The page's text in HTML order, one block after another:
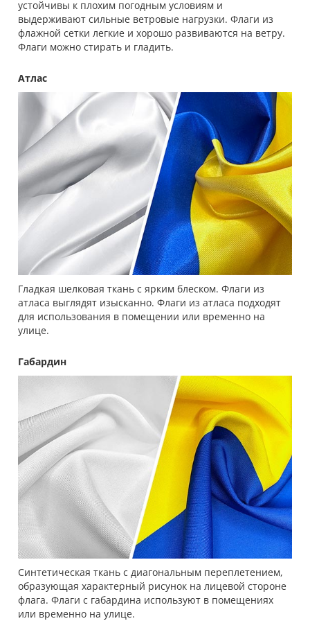
устойчивы к плохим погодным условиям и
выдерживают сильные ветровые нагрузки. Флаги из
флажной сетки легкие и хорошо развиваются на ветру.
Флаги можно стирать и гладить.
Атлас
Гладкая шелковая ткань с ярким блеском. Флаги из
атласа выглядят изысканно. Флаги из атласа подходят
для использования в помещении или временно на
улице.
Габардин
Синтетическая ткань с диагональным переплетением,
образующая характерный рисунок на лицевой стороне
флага. Флаги с габардина используют в помещениях
или временно на улице.